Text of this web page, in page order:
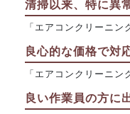
清掃以来、特に異
「エアコンクリーニ
良心的な価格で対
「エアコンクリーニ
良い作業員の方に